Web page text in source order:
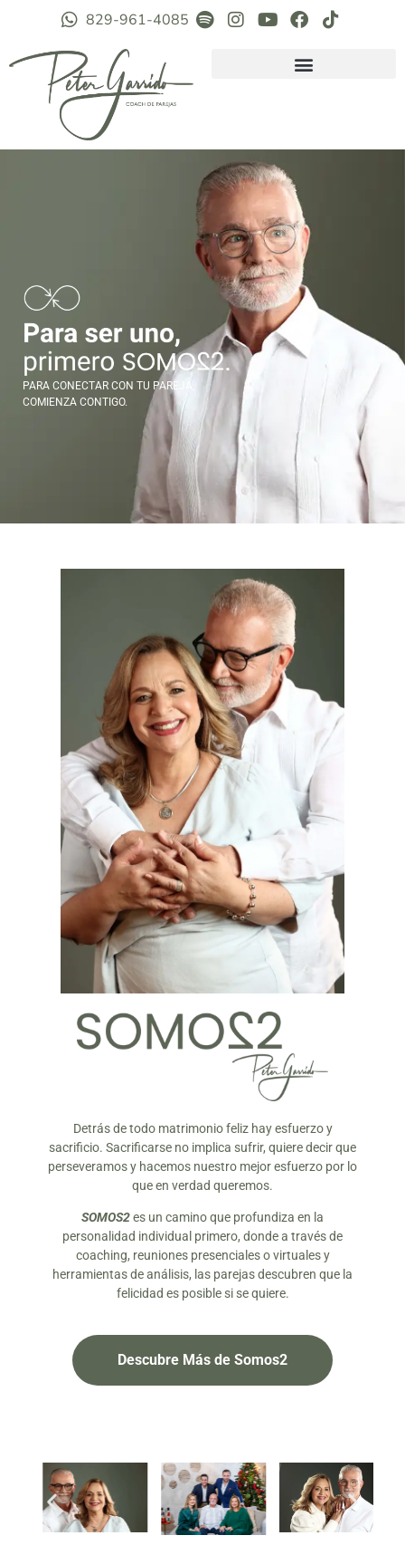
829-961-4085
PARA CONECTAR CON TU PAREJA,
COMIENZA CONTIGO.
Detrás de todo matrimonio feliz hay esfuerzo y
sacrificio. Sacrificarse no implica sufrir, quiere decir que
perseveramos y hacemos nuestro mejor esfuerzo por lo
que en verdad queremos.
SOMOS2es un camino que profundiza en la
personalidad individual primero, donde a través de
coaching, reuniones presenciales o virtuales y
herramientas de análisis, las parejas descubren que la
felicidad es posible si se quiere.
Descubre Más de Somos2